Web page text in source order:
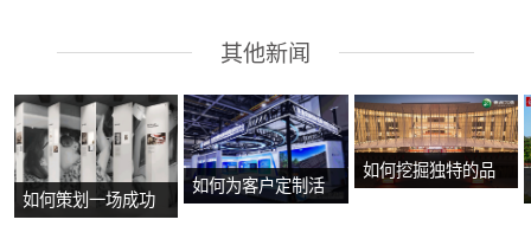
其他新闻
如何策划一场成功
如何为客户定制活
如何挖掘独特的品